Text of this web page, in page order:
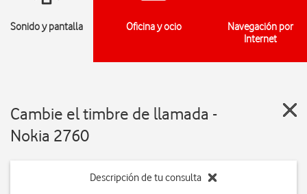
Sonido y pantalla Oficina y ocio
Navegación por
Internet
Cambie el timbre de llamada -
Nokia 2760
Descripción de tu consulta